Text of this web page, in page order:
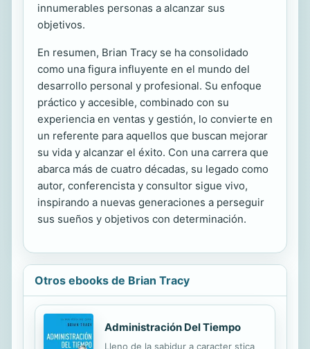
innumerables personas a alcanzar sus
objetivos.
En resumen, Brian Tracy se ha consolidado
como una figura influyente en el mundo del
desarrollo personal y profesional. Su enfoque
práctico y accesible, combinado con su
experiencia en ventas y gestión, lo convierte en
un referente para aquellos que buscan mejorar
su vida y alcanzar el éxito. Con una carrera que
abarca más de cuatro décadas, su legado como
autor, conferencista y consultor sigue vivo,
inspirando a nuevas generaciones a perseguir
sus sueños y objetivos con determinación.
Otros ebooks de Brian Tracy
Administración Del Tiempo
Lleno de la sabidur a caracter stica